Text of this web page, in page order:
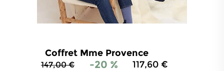
Coffret Mme Provence
147,00 € -20 % 117,60 €